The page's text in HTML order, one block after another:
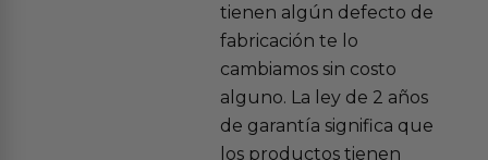
tienen algún defecto de
fabricación te lo
cambiamos sin costo
alguno. La ley de 2 años
de garantía significa que
los productos tienen